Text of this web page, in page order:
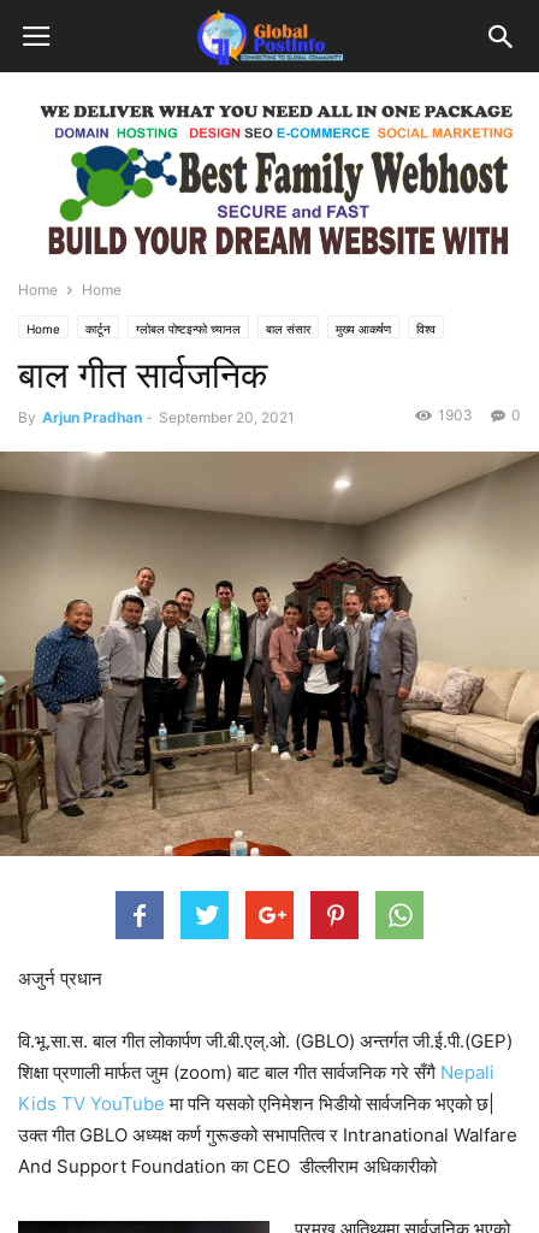
Home Home
Home कार्टून ग्लोबल पोष्टइन्फो च्यानल बाल संसार मुख्य आकर्षण विश्व
साहित्य, सृजना र संवाद
बाल गीत सार्वजनिक
By Arjun Pradhan - September 20, 2021 0
1903
अजुर्न प्रधान
वि.भू.सा.स. बाल गीत लोकार्पण जी.बी.एल्.ओ. (GBLO) अन्तर्गत जी.ई.पी.(GEP)
शिक्षा प्रणाली मार्फत जुम (zoom) बाट बाल गीत सार्वजनिक गरे सँगै Nepali
Kids TV YouTube मा पनि यसको एनिमेशन भिडीयो सार्वजनिक भएको छ|
उक्त गीत GBLO अध्यक्ष कर्ण गुरूङको सभापतित्व र Intranational Walfare
And Support Foundation का CEO डील्लीराम अधिकारीको